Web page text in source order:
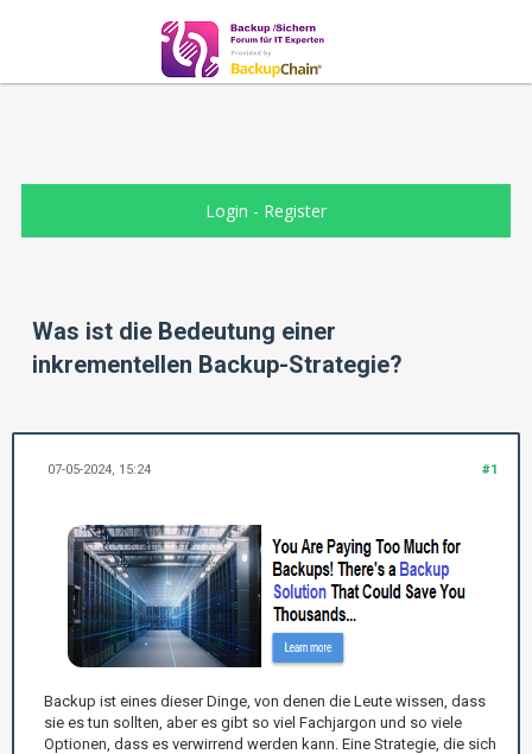
Login - Register
Was ist die Bedeutung einer
inkrementellen Backup-Strategie?
#1
07-05-2024, 15:24
Backup ist eines dieser Dinge, von denen die Leute wissen, dass
sie es tun sollten, aber es gibt so viel Fachjargon und so viele
Optionen, dass es verwirrend werden kann. Eine Strategie, die sich